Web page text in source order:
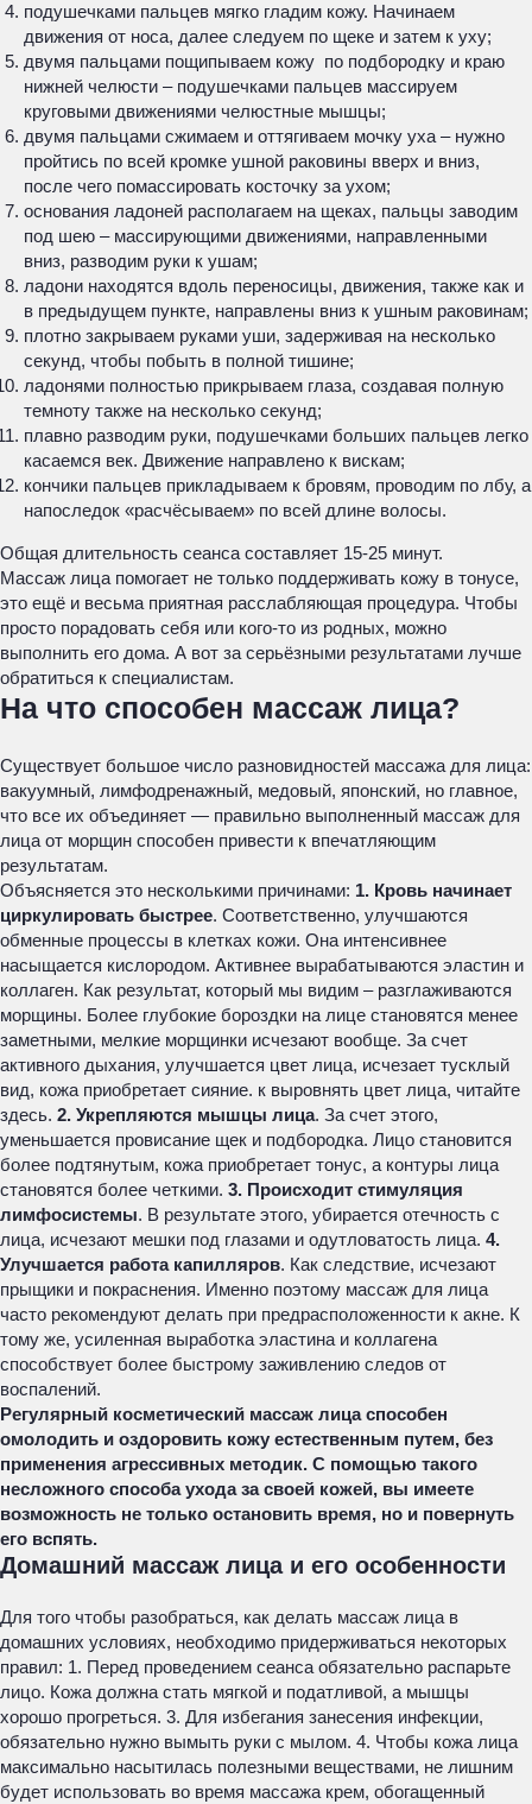
подушечками пальцев мягко гладим кожу. Начинаем
движения от носа, далее следуем по щеке и затем к уху;
двумя пальцами пощипываем кожу по подбородку и краю
нижней челюсти – подушечками пальцев массируем
круговыми движениями челюстные мышцы;
двумя пальцами сжимаем и оттягиваем мочку уха – нужно
пройтись по всей кромке ушной раковины вверх и вниз,
после чего помассировать косточку за ухом;
основания ладоней располагаем на щеках, пальцы заводим
под шею – массирующими движениями, направленными
вниз, разводим руки к ушам;
ладони находятся вдоль переносицы, движения, также как и
в предыдущем пункте, направлены вниз к ушным раковинам;
плотно закрываем руками уши, задерживая на несколько
секунд, чтобы побыть в полной тишине;
ладонями полностью прикрываем глаза, создавая полную
темноту также на несколько секунд;
плавно разводим руки, подушечками больших пальцев легко
касаемся век. Движение направлено к вискам;
кончики пальцев прикладываем к бровям, проводим по лбу, а
напоследок «расчёсываем» по всей длине волосы.
Общая длительность сеанса составляет 15-25 минут.
Массаж лица помогает не только поддерживать кожу в тонусе,
это ещё и весьма приятная расслабляющая процедура. Чтобы
просто порадовать себя или кого-то из родных, можно
выполнить его дома. А вот за серьёзными результатами лучше
обратиться к специалистам.
На что способен массаж лица?
Существует большое число разновидностей массажа для лица:
вакуумный, лимфодренажный, медовый, японский, но главное,
что все их объединяет — правильно выполненный массаж для
лица от морщин способен привести к впечатляющим
результатам.
Объясняется это несколькими причинами: 1. Кровь начинает
циркулировать быстрее. Соответственно, улучшаются
обменные процессы в клетках кожи. Она интенсивнее
насыщается кислородом. Активнее вырабатываются эластин и
коллаген. Как результат, который мы видим – разглаживаются
морщины. Более глубокие бороздки на лице становятся менее
заметными, мелкие морщинки исчезают вообще. За счет
активного дыхания, улучшается цвет лица, исчезает тусклый
вид, кожа приобретает сияние. к выровнять цвет лица, читайте
здесь. 2. Укрепляются мышцы лица. За счет этого,
уменьшается провисание щек и подбородка. Лицо становится
более подтянутым, кожа приобретает тонус, а контуры лица
становятся более четкими. 3. Происходит стимуляция
лимфосистемы. В результате этого, убирается отечность с
лица, исчезают мешки под глазами и одутловатость лица. 4.
Улучшается работа капилляров. Как следствие, исчезают
прыщики и покраснения. Именно поэтому массаж для лица
часто рекомендуют делать при предрасположенности к акне. К
тому же, усиленная выработка эластина и коллагена
способствует более быстрому заживлению следов от
воспалений.
Регулярный косметический массаж лица способен
омолодить и оздоровить кожу естественным путем, без
применения агрессивных методик. С помощью такого
несложного способа ухода за своей кожей, вы имеете
возможность не только остановить время, но и повернуть
его вспять.
Домашний массаж лица и его особенности
Для того чтобы разобраться, как делать массаж лица в
домашних условиях, необходимо придерживаться некоторых
правил: 1. Перед проведением сеанса обязательно распарьте
лицо. Кожа должна стать мягкой и податливой, а мышцы
хорошо прогреться. 3. Для избегания занесения инфекции,
обязательно нужно вымыть руки с мылом. 4. Чтобы кожа лица
максимально насытилась полезными веществами, не лишним
будет использовать во время массажа крем, обогащенный